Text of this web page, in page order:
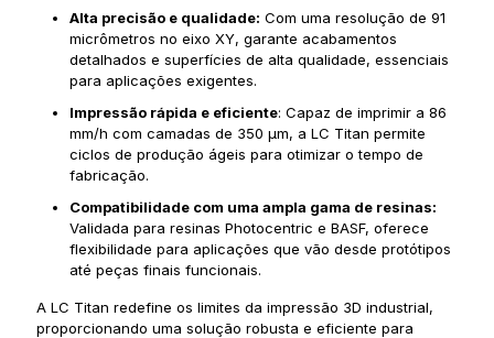
Alta precisão e qualidade: Com uma resolução de 91
micrômetros no eixo XY, garante acabamentos
detalhados e superfícies de alta qualidade, essenciais
para aplicações exigentes.
Impressão rápida e eficiente: Capaz de imprimir a 86
mm/h com camadas de 350 μm, a LC Titan permite
ciclos de produção ágeis para otimizar o tempo de
fabricação.
Compatibilidade com uma ampla gama de resinas:
Validada para resinas Photocentric e BASF, oferece
flexibilidade para aplicações que vão desde protótipos
até peças finais funcionais.
A LC Titan redefine os limites da impressão 3D industrial,
proporcionando uma solução robusta e eficiente para